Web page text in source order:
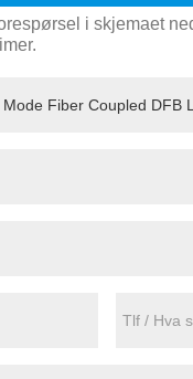
i skjemaet